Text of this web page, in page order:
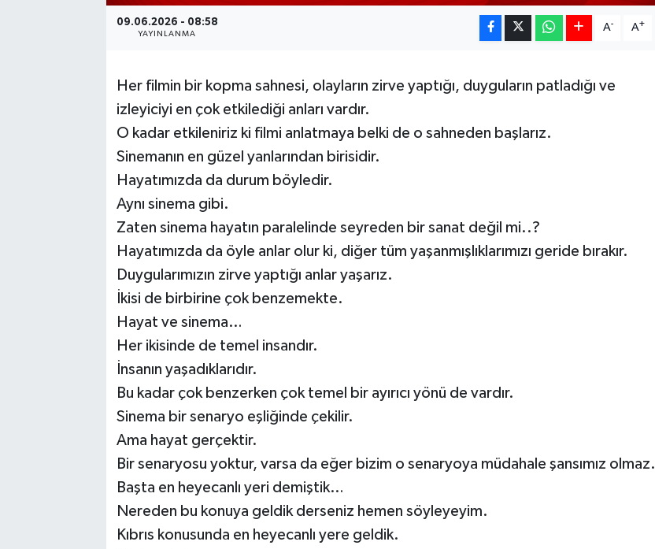
09.06.2026 - 08:58
YAYINLANMA
A- A+
Her filmin bir kopma sahnesi, olayların zirve yaptığı, duyguların patladığı ve
izleyiciyi en çok etkilediği anları vardır.
O kadar etkileniriz ki filmi anlatmaya belki de o sahneden başlarız.
Sinemanın en güzel yanlarından birisidir.
Hayatımızda da durum böyledir.
Aynı sinema gibi.
Zaten sinema hayatın paralelinde seyreden bir sanat değil mi..?
Hayatımızda da öyle anlar olur ki, diğer tüm yaşanmışlıklarımızı geride bırakır.
Duygularımızın zirve yaptığı anlar yaşarız.
İkisi de birbirine çok benzemekte.
Hayat ve sinema…
Her ikisinde de temel insandır.
İnsanın yaşadıklarıdır.
Bu kadar çok benzerken çok temel bir ayırıcı yönü de vardır.
Sinema bir senaryo eşliğinde çekilir.
Ama hayat gerçektir.
Bir senaryosu yoktur, varsa da eğer bizim o senaryoya müdahale şansımız olmaz.
Başta en heyecanlı yeri demiştik…
Nereden bu konuya geldik derseniz hemen söyleyeyim.
Kıbrıs konusunda en heyecanlı yere geldik.